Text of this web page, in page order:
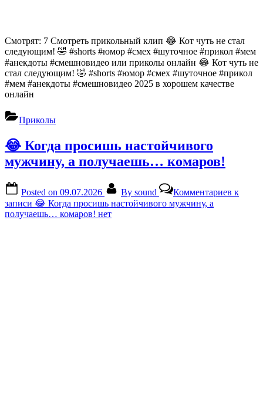
Смотрят: 7 Смотреть прикольный клип 😂 Кот чуть не стал
следующим! 🤣 #shorts #юмор #смех #шуточное #прикол #мем
#анекдоты #смешновидео или приколы онлайн 😂 Кот чуть не
стал следующим! 🤣 #shorts #юмор #смех #шуточное #прикол
#мем #анекдоты #смешновидео 2025 в хорошем качестве
онлайн
Приколы
😂 Когда просишь настойчивого
мужчину, а получаешь… комаров!
Posted on 09.07.2026 By sound Комментариев к
записи 😂 Когда просишь настойчивого мужчину, а
получаешь… комаров! нет